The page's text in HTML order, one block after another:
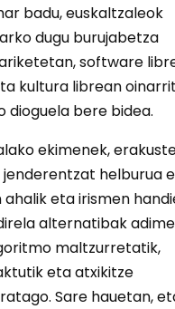
badu, euskaltzaleok
dugu burujabetza
software
kultura librean
dioguela bere bidea.
ekimenek,
helburua
eta irismen
alternatibak
maltzurretatik,
eta atxikitze
Sare hauetan,